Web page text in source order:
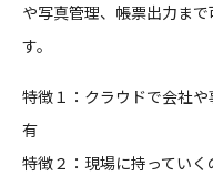
や写真管理、帳票出力ま
す。
特徴１：クラウドで会社
有
特徴２：現場に持ってい